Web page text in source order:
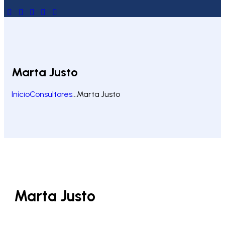
Marta Justo
InícioConsultores...Marta Justo
Marta Justo